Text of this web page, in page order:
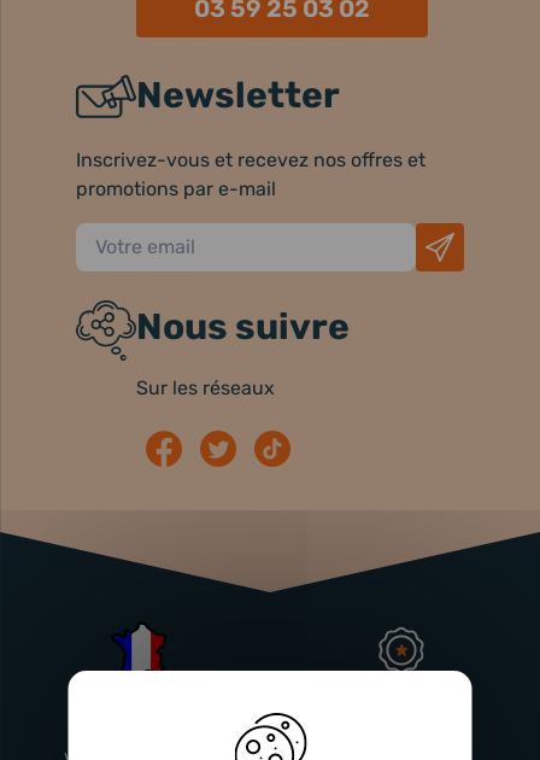
03 59 25 03 02
Newsletter
Inscrivez-vous et recevez nos offres et
promotions par e-mail
Nous suivre
Sur les réseaux